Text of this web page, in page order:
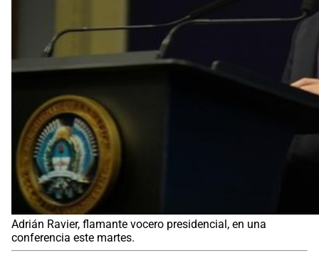
Adrián Ravier, flamante vocero presidencial, en una
conferencia este martes.